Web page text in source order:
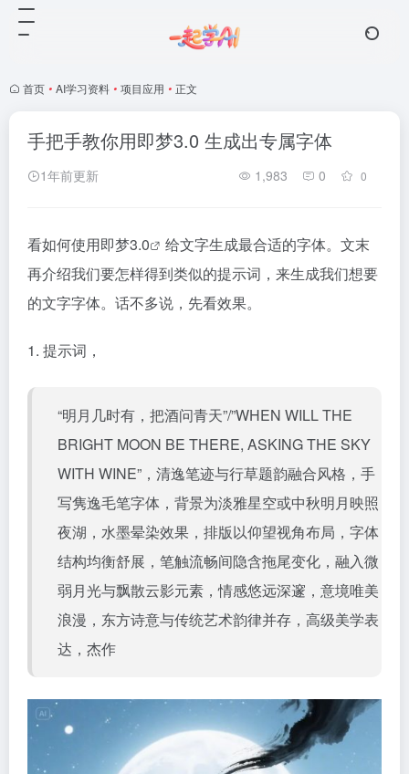
首页 • AI学习资料 • 项目应用 • 正文
手把手教你用即梦3.0 生成出专属字体
1年前更新 1,983 0 0
看如何使用即梦3.0
给文字生成最合适的字体。文末
再介绍我们要怎样得到类似的提示词，来生成我们想要
的文字字体。话不多说，先看效果。
1. 提示词，
“明月几时有，把酒问青天”/”WHEN WILL THE
BRIGHT MOON BE THERE, ASKING THE SKY
WITH WINE”，清逸笔迹与行草题韵融合风格，手
写隽逸毛笔字体，背景为淡雅星空或中秋明月映照
夜湖，水墨晕染效果，排版以仰望视角布局，字体
结构均衡舒展，笔触流畅间隐含拖尾变化，融入微
弱月光与飘散云影元素，情感悠远深邃，意境唯美
浪漫，东方诗意与传统艺术韵律并存，高级美学表
达，杰作